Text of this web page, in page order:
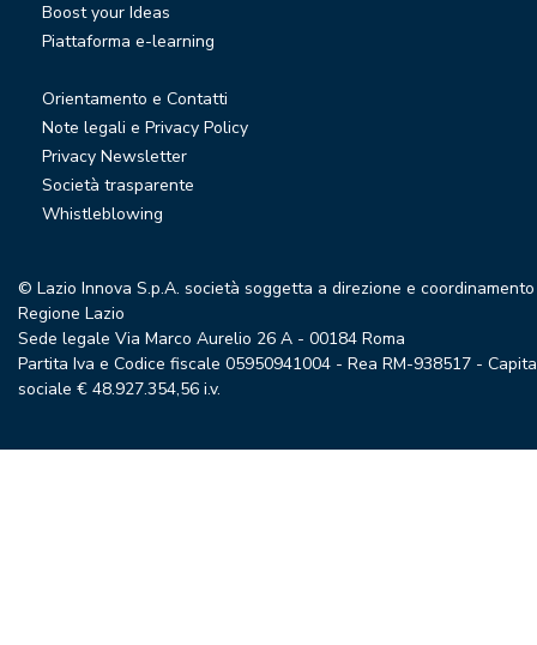
Boost your Ideas
Piattaforma e-learning
Orientamento e Contatti
Note legali e Privacy Policy
Privacy Newsletter
Società trasparente
Whistleblowing
© Lazio Innova S.p.A. società soggetta a direzione e
Regione Lazio
Sede legale Via Marco Aurelio 26 A - 00184 Roma
Partita Iva e Codice fiscale 05950941004 - Rea RM-938517 -
sociale € 48.927.354,56 i.v.